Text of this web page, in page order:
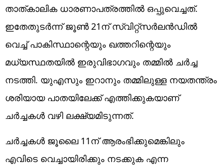
താത്കാലിക ധാരണാപത്രത്തില്‍ ഒപ്പുവെച്ചത്.
ഇതേതുടര്‍ന്ന് ജൂണ്‍ 21ന് സ്വിറ്റ്‌സര്‍ലന്‍ഡില്‍
വെച്ച് പാകിസ്ഥാന്റെയും ഖത്തറിന്റെയും
മധ്യസ്ഥതയില്‍ ഇരുവിഭാഗവും തമ്മില്‍ ചര്‍ച്ച
നടത്തി. യുഎസും ഇറാനും തമ്മിലുള്ള നയതന്ത്രം
ശരിയായ പാതയിലേക്ക് എത്തിക്കുകയാണ്
ചര്‍ച്ചകള്‍ വഴി ലക്ഷ്യമിടുന്നത്.
ചര്‍ച്ചകള്‍ ജൂലൈ 11ന് ആരംഭിക്കുമെങ്കിലും
എവിടെ വെച്ചായിരിക്കും നടക്കുക എന്ന